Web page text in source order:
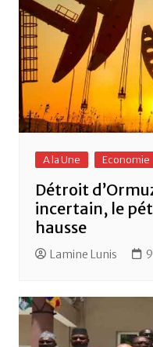
A la Une Economie
Détroit
incertain, le
hausse
Lamine Lunis